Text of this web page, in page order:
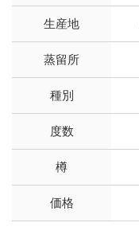
生産地
蒸留所
種別
度数
樽
価格